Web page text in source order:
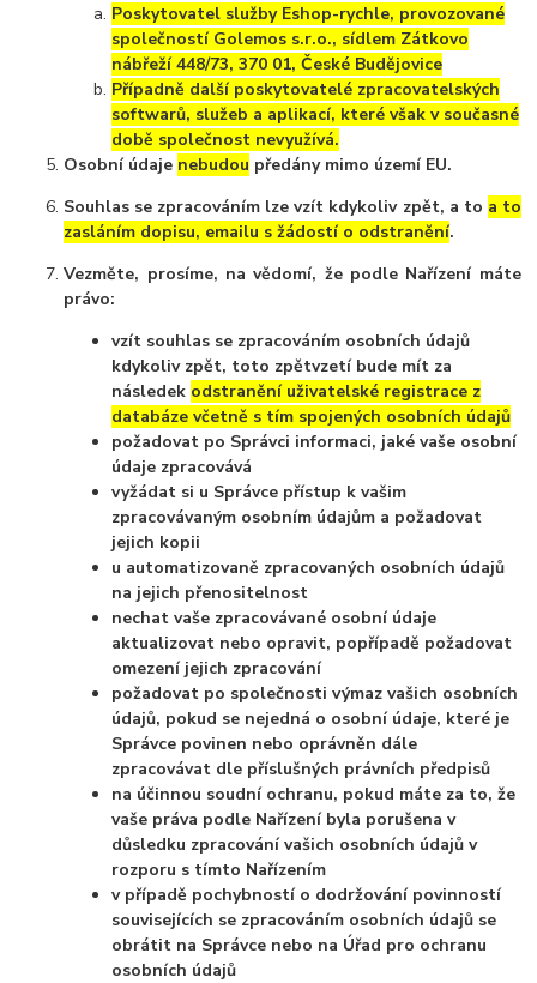
Poskytovatel služby Eshop-rychle, provozované
společností Golemos s.r.o., sídlem Zátkovo
nábřeží 448/73, 370 01, České Budějovice
Případně další poskytovatelé zpracovatelských
softwarů, služeb a aplikací, které však v současné
době společnost nevyužívá.
Osobní údaje nebudou předány mimo území EU.
Souhlas se zpracováním lze vzít kdykoliv zpět, a to a to
zasláním dopisu, emailu s žádostí o odstranění.
Vezměte, prosíme, na vědomí, že podle Nařízení máte
právo:
vzít souhlas se zpracováním osobních údajů
kdykoliv zpět, toto zpětvzetí bude mít za
následek odstranění uživatelské registrace z
databáze včetně s tím spojených osobních údajů
požadovat po Správci informaci, jaké vaše osobní
údaje zpracovává
vyžádat si u Správce přístup k vašim
zpracovávaným osobním údajům a požadovat
jejich kopii
u automatizovaně zpracovaných osobních údajů
na jejich přenositelnost
nechat vaše zpracovávané osobní údaje
aktualizovat nebo opravit, popřípadě požadovat
omezení jejich zpracování
požadovat po společnosti výmaz vašich osobních
údajů, pokud se nejedná o osobní údaje, které je
Správce povinen nebo oprávněn dále
zpracovávat dle příslušných právních předpisů
na účinnou soudní ochranu, pokud máte za to, že
vaše práva podle Nařízení byla porušena v
důsledku zpracování vašich osobních údajů v
rozporu s tímto Nařízením
v případě pochybností o dodržování povinností
souvisejících se zpracováním osobních údajů se
obrátit na Správce nebo na Úřad pro ochranu
osobních údajů